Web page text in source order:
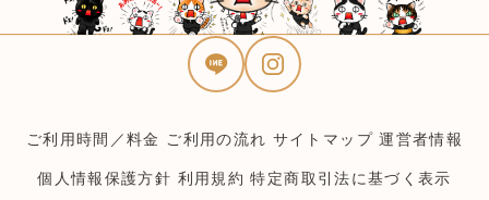
ご利用時間／料金 ご利用の流れ サイトマップ 運営者情報
個人情報保護方針 利用規約 特定商取引法に基づく表示